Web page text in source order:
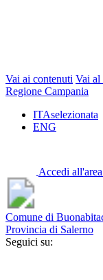
Vai ai contenuti Vai al
Regione Campania
ITAselezionata
ENG
Accedi
Comune di
Provincia di Salerno
Seguici su: